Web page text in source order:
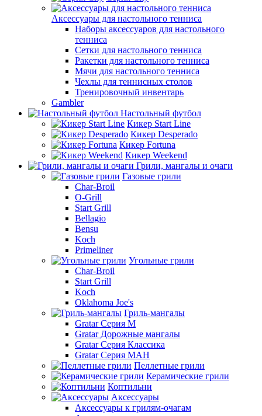
Аксессуары для настольного тенниса
Наборы аксессуаров для настольного
тенниса
Сетки для настольного тенниса
Ракетки для настольного тенниса
Мячи для настольного тенниса
Чехлы для теннисных столов
Тренировочный инвентарь
Gambler
Настольный футбол
Кикер Start Line
Кикер Desperado
Кикер Fortuna
Кикер Weekend
Грили, мангалы и очаги
Газовые грили
Char-Broil
O-Grill
Start Grill
Bellagio
Bensu
Koch
Primeliner
Угольные грили
Char-Broil
Start Grill
Koch
Oklahoma Joe's
Гриль-мангалы
Gratar Серия M
Gratar Дорожные мангалы
Gratar Серия Классика
Gratar Серия МАН
Пеллетные грили
Керамические грили
Коптильни
Аксессуары
Аксессуары к грилям-очагам